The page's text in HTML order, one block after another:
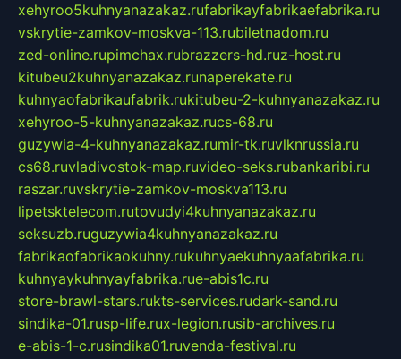
xehyroo5kuhnyanazakaz.rufabrikayfabrikaefabrika.ru
vskrytie-zamkov-moskva-113.rubiletnadom.ru
zed-online.rupimchax.rubrazzers-hd.ruz-host.ru
kitubeu2kuhnyanazakaz.runaperekate.ru
kuhnyaofabrikaufabrik.rukitubeu-2-kuhnyanazakaz.ru
xehyroo-5-kuhnyanazakaz.rucs-68.ru
guzywia-4-kuhnyanazakaz.rumir-tk.ruvlknrussia.ru
cs68.ruvladivostok-map.ruvideo-seks.rubankaribi.ru
raszar.ruvskrytie-zamkov-moskva113.ru
lipetsktelecom.rutovudyi4kuhnyanazakaz.ru
seksuzb.ruguzywia4kuhnyanazakaz.ru
fabrikaofabrikaokuhny.rukuhnyaekuhnyaafabrika.ru
kuhnyaykuhnyayfabrika.rue-abis1c.ru
store-brawl-stars.rukts-services.rudark-sand.ru
sindika-01.rusp-life.rux-legion.rusib-archives.ru
e-abis-1-c.rusindika01.ruvenda-festival.ru